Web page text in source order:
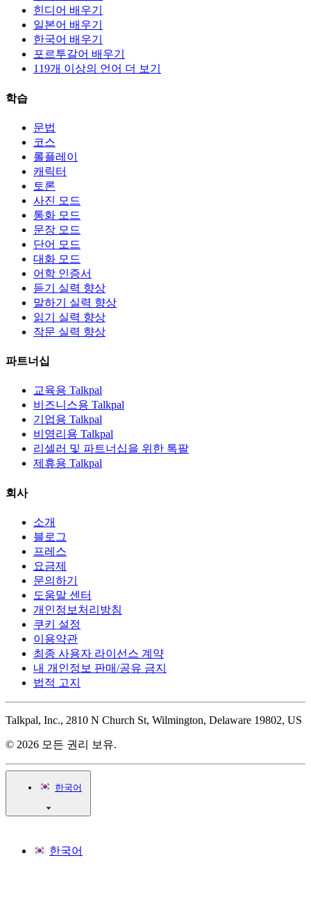
힌디어 배우기
일본어 배우기
한국어 배우기
포르투갈어 배우기
119개 이상의 언어 더 보기
학습
문법
코스
롤플레이
캐릭터
토론
사진 모드
통화 모드
문장 모드
단어 모드
대화 모드
어학 인증서
듣기 실력 향상
말하기 실력 향상
읽기 실력 향상
작문 실력 향상
파트너십
교육용 Talkpal
비즈니스용 Talkpal
기업용 Talkpal
비영리용 Talkpal
리셀러 및 파트너십을 위한 톡팔
제휴용 Talkpal
회사
소개
블로그
프레스
요금제
문의하기
도움말 센터
개인정보처리방침
쿠키 설정
이용약관
최종 사용자 라이선스 계약
내 개인정보 판매/공유 금지
법적 고지
Talkpal, Inc., 2810 N Church St, Wilmington, Delaware 19802, US
© 2026 모든 권리 보유.
한국어
한국어